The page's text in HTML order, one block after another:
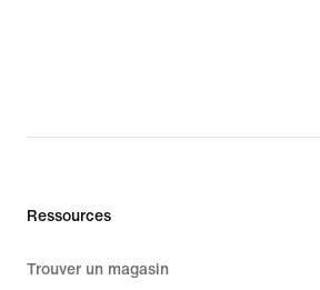
Ressources
Trouver un magasin